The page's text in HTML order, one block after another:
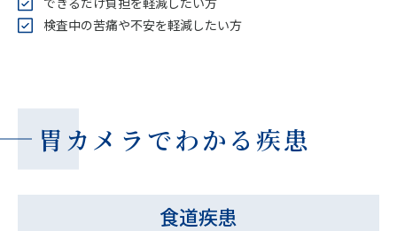
検査中の苦痛や不安を軽減したい方
胃カメラでわかる疾患
食道疾患